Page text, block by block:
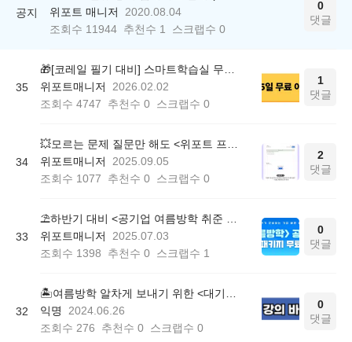
공지
위포트 매니저
2020.08.04
조회수 11944 추천수 1 스크랩수 0
0
댓글
35
🎁[코레일 필기 대비] 스마트학습실 무료 이용권 배포 (매경 유형 실전 체험)
위포트매니저
2026.02.02
조회수 4747 추천수 0 스크랩수 0
1
댓글
34
💥모르는 문제 질문만 해도 <위포트 프리패스 1주 이용권> 제공!
위포트매니저
2025.09.05
조회수 1077 추천수 0 스크랩수 0
2
댓글
33
⛱️하반기 대비 <공기업 여름방학 취준 패키지> 100% 무료 증정!
위포트매니저
2025.07.03
조회수 1398 추천수 0 스크랩수 1
0
댓글
32
🏝️여름방학 알차게 보내기 위한 <대기업 취준패키지> 무료 배포!
익명
2024.06.26
조회수 276 추천수 0 스크랩수 0
0
댓글